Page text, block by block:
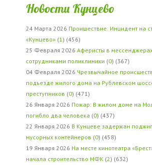
Новости Кунцево
24 Марта 2026 Проишествие: Инцидент на
«Кунцево» (1 ) (456)
25 Февраля 2026 Аферисты в
сотрудниками поликлиники (0) (367)
04 Февраля 2026 Чрезвычайное
подъезде жилого дома на Рублевском
преступников (0) (471)
26 Января 2026 Пожар: В жилом доме на
погибло два человека (0) (437)
22 Января 2026 В Кунцеве задержан
мусорных контейнеров (0) (458)
19 Января 2026 На месте кинотеатра
начала строительство МФК (2) (632)